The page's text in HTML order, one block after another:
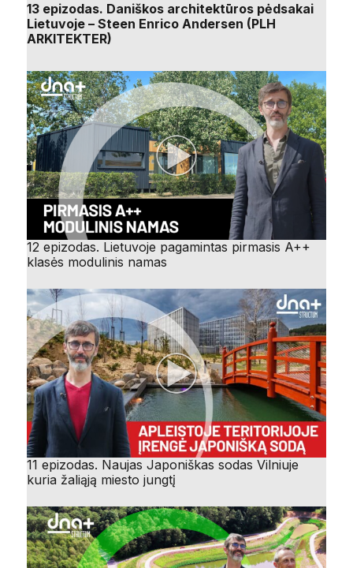
13 epizodas. Daniškos architektūros pėdsakai
Lietuvoje – Steen Enrico Andersen (PLH
ARKITEKTER)
12 epizodas. Lietuvoje pagamintas pirmasis A++
klasės modulinis namas
11 epizodas. Naujas Japoniškas sodas Vilniuje
kuria žaliąją miesto jungtį